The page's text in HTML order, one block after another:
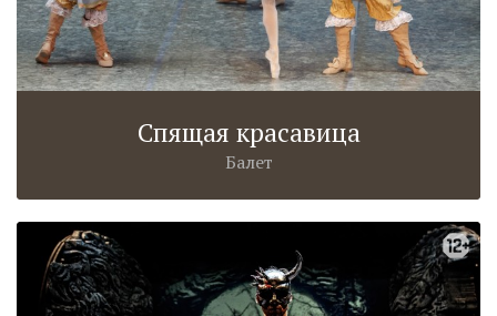
Спящая красавица
Балет